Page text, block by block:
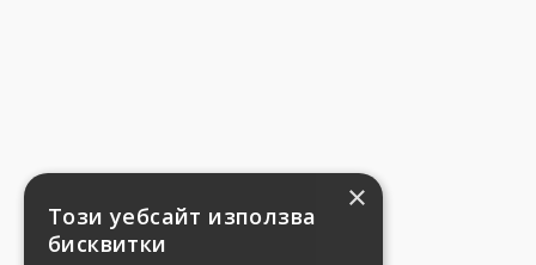
×
Този уебсайт използва
бисквитки